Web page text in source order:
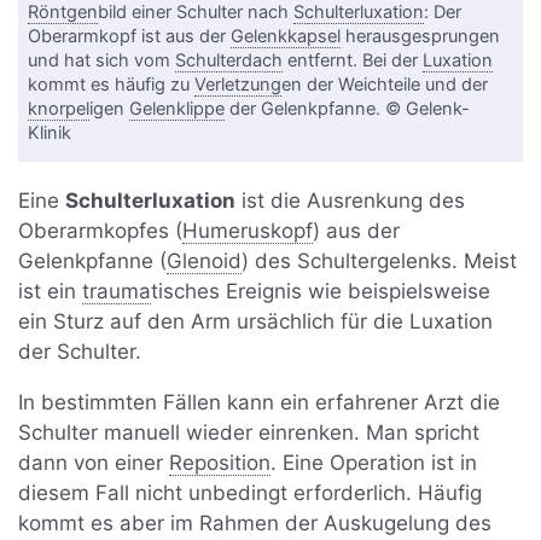
Röntgenbild einer Schulter nach Schulterluxation: Der
Oberarmkopf ist aus der Gelenkkapsel herausgesprungen
und hat sich vom Schulterdach entfernt. Bei der Luxation
kommt es häufig zuVerletzungen der Weichteile und der
knorpeligen Gelenklippe der Gelenkpfanne. © Gelenk-
Klinik
EineSchulterluxation ist die Ausrenkung des
Oberarmkopfes (Humeruskopf) aus der
Gelenkpfanne (Glenoid) des Schultergelenks. Meist
ist eintraumatisches Ereignis wie beispielsweise
ein Sturz auf den Arm ursächlich für die Luxation
der Schulter.
In bestimmten Fällen kann ein erfahrener Arzt die
Schulter manuell wieder einrenken. Man spricht
dann von einer Reposition. Eine Operation ist in
diesem Fall nicht unbedingt erforderlich. Häufig
kommt es aber im Rahmen der Auskugelung des